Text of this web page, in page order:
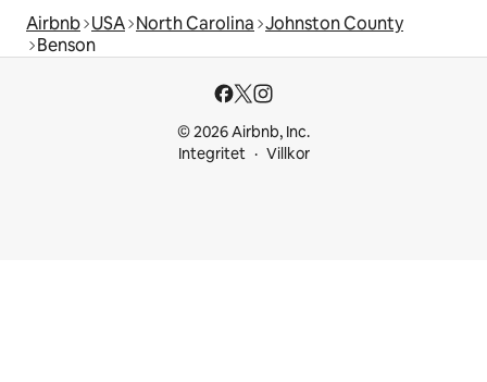
Airbnb USA North Carolina Johnston County
Benson
© 2026 Airbnb, Inc.
Integritet
Villkor